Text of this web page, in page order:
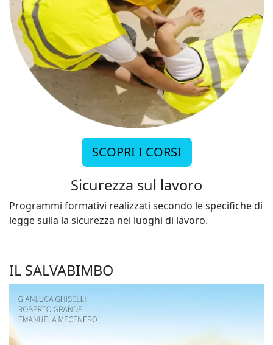
SCOPRI I CORSI
Sicurezza sul lavoro
Programmi formativi realizzati secondo le specifiche di
legge sulla la sicurezza nei luoghi di lavoro.
IL SALVABIMBO